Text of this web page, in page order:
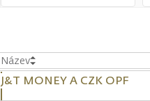
Název
J&T MONEY A CZK OPF